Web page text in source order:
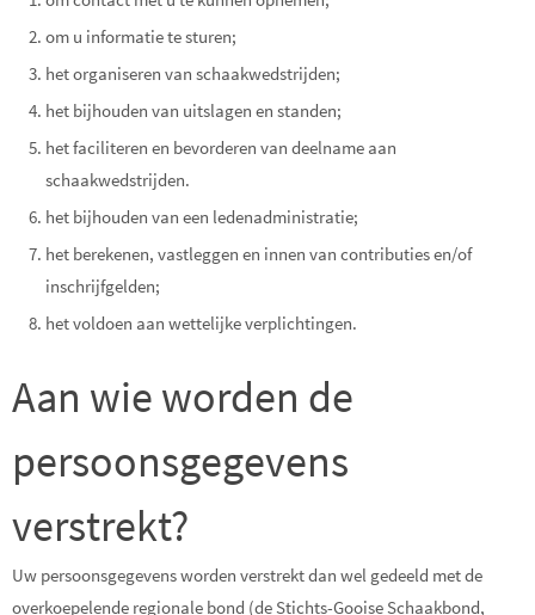
om u informatie te sturen;
het organiseren van schaakwedstrijden;
het bijhouden van uitslagen en standen;
het faciliteren en bevorderen van deelname aan
schaakwedstrijden.
het bijhouden van een ledenadministratie;
het berekenen, vastleggen en innen van contributies en/of
inschrijfgelden;
het voldoen aan wettelijke verplichtingen.
Aan wie worden de
persoonsgegevens
verstrekt?
Uw persoonsgegevens worden verstrekt dan wel gedeeld met de
overkoepelende regionale bond (de Stichts-Gooise Schaakbond,